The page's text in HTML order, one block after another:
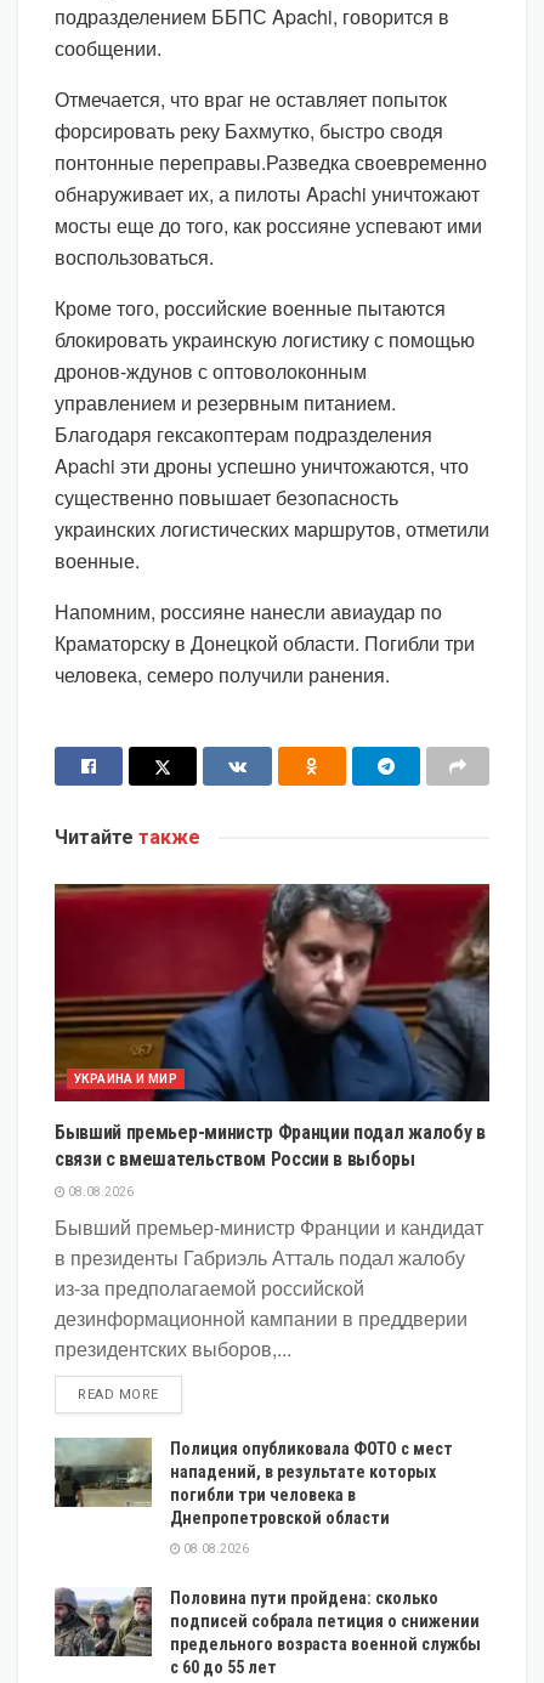
подразделением ББПС Apachi, говорится в
сообщении.
Отмечается, что враг не оставляет попыток
форсировать реку Бахмутко, быстро сводя
понтонные переправы.Разведка своевременно
обнаруживает их, а пилоты Apachi уничтожают
мосты еще до того, как россияне успевают ими
воспользоваться.
Кроме того, российские военные пытаются
блокировать украинскую логистику с помощью
дронов-ждунов с оптоволоконным
управлением и резервным питанием.
Благодаря гексакоптерам подразделения
Apachi эти дроны успешно уничтожаются, что
существенно повышает безопасность
украинских логистических маршрутов, отметили
военные.
Напомним, россияне нанесли авиаудар по
Краматорску в Донецкой области. Погибли три
человека, семеро получили ранения.
Читайте также
УКРАИНА И МИР
Бывший премьер-министр Франции подал жалобу в
связи с вмешательством России в выборы
08.08.2026
Бывший премьер-министр Франции и кандидат
в президенты Габриэль Атталь подал жалобу
из-за предполагаемой российской
дезинформационной кампании в преддверии
президентских выборов,...
READ MOREDETAILS
Полиция опубликовала ФОТО с мест
нападений, в результате которых
погибли три человека в
Днепропетровской области
08.08.2026
Половина пути пройдена: сколько
подписей собрала петиция о снижении
предельного возраста военной службы
с 60 до 55 лет